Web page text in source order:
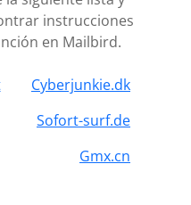
instrucciones
en Mailbird.
Cyberjunkie.dk
Sofort-surf.de
Gmx.cn